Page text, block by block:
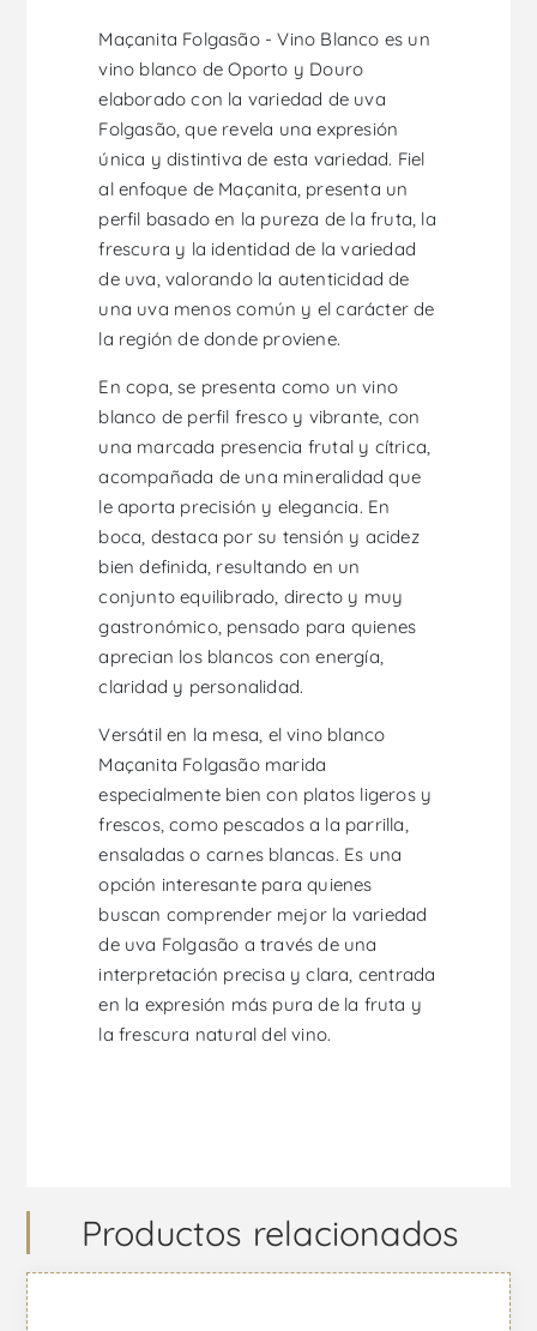
Maçanita Folgasão - Vino Blanco es un
vino blanco de Oporto y Douro
elaborado con la variedad de uva
Folgasão, que revela una expresión
única y distintiva de esta variedad. Fiel
al enfoque de Maçanita, presenta un
perfil basado en la pureza de la fruta, la
frescura y la identidad de la variedad
de uva, valorando la autenticidad de
una uva menos común y el carácter de
la región de donde proviene.
En copa, se presenta como un vino
blanco de perfil fresco y vibrante, con
una marcada presencia frutal y cítrica,
acompañada de una mineralidad que
le aporta precisión y elegancia. En
boca, destaca por su tensión y acidez
bien definida, resultando en un
conjunto equilibrado, directo y muy
gastronómico, pensado para quienes
aprecian los blancos con energía,
claridad y personalidad.
Versátil en la mesa, el vino blanco
Maçanita Folgasão marida
especialmente bien con platos ligeros y
frescos, como pescados a la parrilla,
ensaladas o carnes blancas. Es una
opción interesante para quienes
buscan comprender mejor la variedad
de uva Folgasão a través de una
interpretación precisa y clara, centrada
en la expresión más pura de la fruta y
la frescura natural del vino.
Productos relacionados